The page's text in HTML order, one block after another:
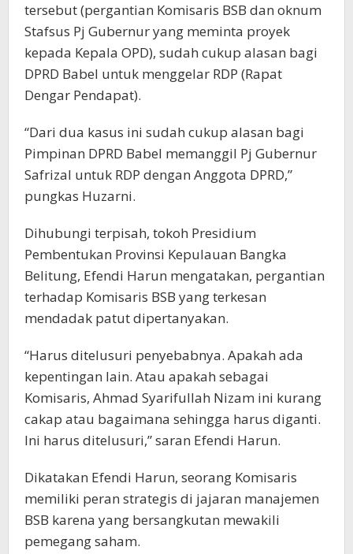
tersebut (pergantian Komisaris BSB dan oknum
Stafsus Pj Gubernur yang meminta proyek
kepada Kepala OPD), sudah cukup alasan bagi
DPRD Babel untuk menggelar RDP (Rapat
Dengar Pendapat).
“Dari dua kasus ini sudah cukup alasan bagi
Pimpinan DPRD Babel memanggil Pj Gubernur
Safrizal untuk RDP dengan Anggota DPRD,”
pungkas Huzarni.
Dihubungi terpisah, tokoh Presidium
Pembentukan Provinsi Kepulauan Bangka
Belitung, Efendi Harun mengatakan, pergantian
terhadap Komisaris BSB yang terkesan
mendadak patut dipertanyakan.
“Harus ditelusuri penyebabnya. Apakah ada
kepentingan lain. Atau apakah sebagai
Komisaris, Ahmad Syarifullah Nizam ini kurang
cakap atau bagaimana sehingga harus diganti.
Ini harus ditelusuri,” saran Efendi Harun.
Dikatakan Efendi Harun, seorang Komisaris
memiliki peran strategis di jajaran manajemen
BSB karena yang bersangkutan mewakili
pemegang saham.